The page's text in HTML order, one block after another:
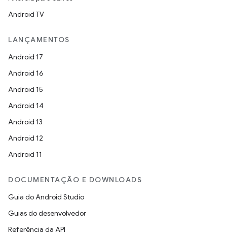
Android TV
LANÇAMENTOS
Android 17
Android 16
Android 15
Android 14
Android 13
Android 12
Android 11
DOCUMENTAÇÃO E DOWNLOADS
Guia do Android Studio
Guias do desenvolvedor
Referência da API